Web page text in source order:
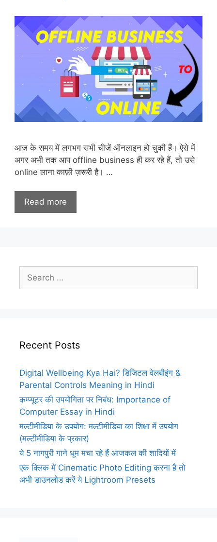
आज के समय में लगभग सभी चीजें ऑनलाइन हो चुकी हैं। ऐसे में
अगर अभी तक आप offline business ही कर रहे हैं, तो उसे
online लाना काफ़ी ज़रूरी है। …
Read more
for:
Recent Posts
Digital Wellbeing Kya Hai? डिजिटल वेलबीइंग &
Parental Controls Meaning in Hindi
कम्प्यूटर की उपयोगिता पर निबंध: Importance of
Computer Essay in Hindi
मल्टीमीडिया के उपयोग: मल्टीमीडिया का शिक्षा में उपयोग
(मल्टीमीडिया के प्रकार)
ये 5 नागपुरी गाने धूम मचा रहे हैं आजकल की शादियों में
एक क्लिक में Cinematic Photo Editing करना है तो
अभी डाउनलोड करें ये Lightroom Presets